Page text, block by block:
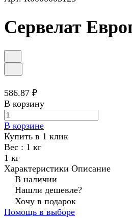
Сервелат
586.87 ₽
В корзину
В корзине
Купить в 1 клик
Вес : 1 кг
1 кг
Характеристики Описание
В наличии
Нашли дешевле?
Хочу в подарок
Помощь в выборе